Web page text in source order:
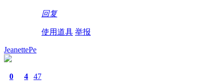
回复
使用道具 举报
JeanettePe
0 4 47